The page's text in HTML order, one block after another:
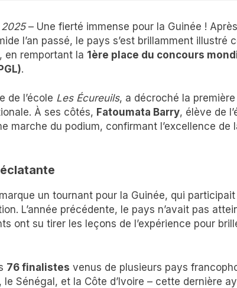
– Une fierté immense pour la Guinée !
l’an passé, le pays s’est brillamment illustré
en remportant la 1ère place du concours
.
de l’école Les Écureuils, a décroché la
À ses côtés, Fatoumata Barry, élève de
marche du podium, confirmant l’excellence de
un tournant pour la Guinée, qui
L’année précédente, le pays n’avait pas
ont su tirer les leçons de l’expérience pour
76 finalistes venus de plusieurs pays
Sénégal, et la Côte d’Ivoire – cette dernière